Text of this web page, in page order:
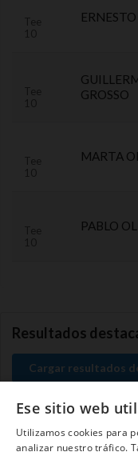
GROSSO
MARTA
PABLO
Resultados
Cargar resultados
Ese sitio web
Utilizamos cookies para
analizar nuestro tráfico.